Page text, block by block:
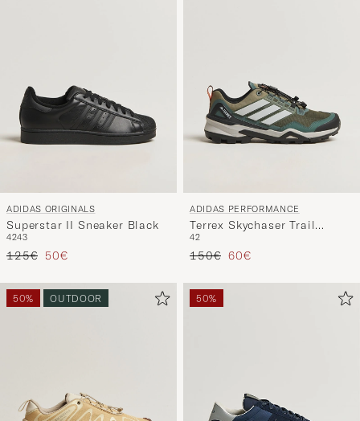
ADIDAS ORIGINALS
Superstar II Sneaker Black
4243
Precio ordinario
125€ Precio reducido
50€
ADIDAS PERFORMANCE
Terrex Skychaser Trail
Sneaker Olive/Grey
42
Precio ordinario
150€ Precio reducido
60€
50% OUTDOOR 50%